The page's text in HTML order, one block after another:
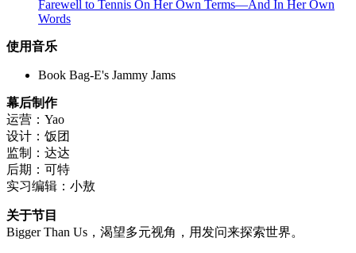
Farewell to Tennis On Her Own Terms—And In Her Own
Words
使用音乐
Book Bag-E's Jammy Jams
幕后制作
运营：Yao
设计：饭团
监制：达达
后期：可特
实习编辑：小敖
关于节目
Bigger Than Us，渴望多元视角，用发问来探索世界。